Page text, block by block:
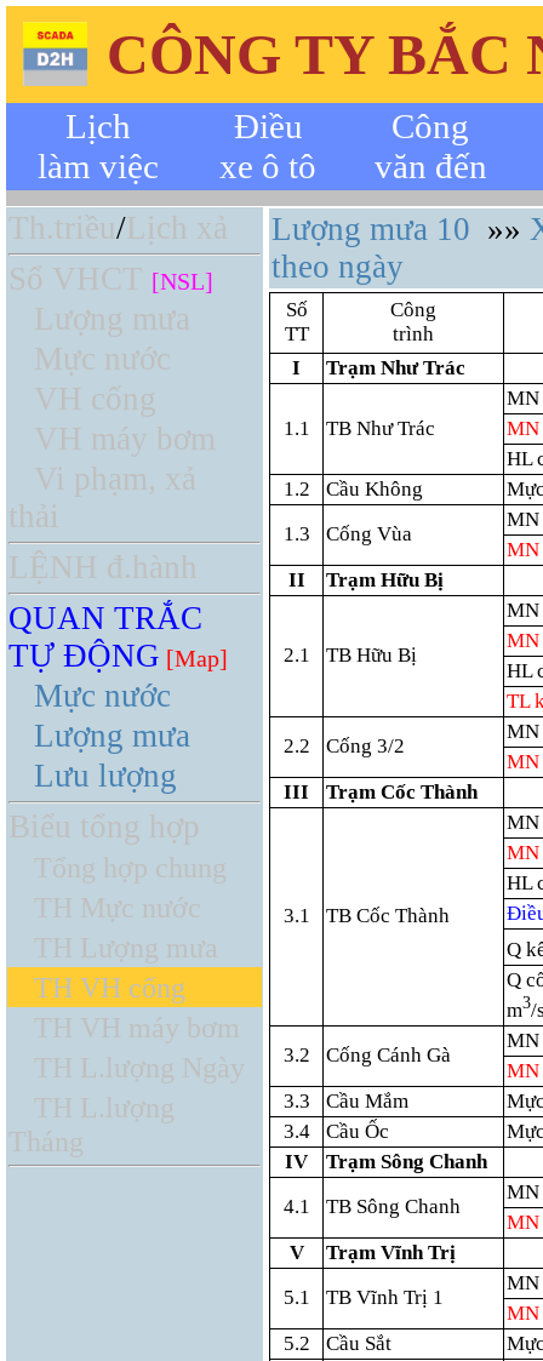
CÔNG TY BẮC
Lịch
làm việc
Điều
xe ô tô
Công
văn đến
Th.triều/Lịch xả
Sổ VHCT [NSL]
Lượng mưa
Mực nước
VH cống
VH máy bơm
Vi phạm, xả
thải
LỆNH đ.hành
QUAN TRẮC
TỰ ĐỘNG [Map]
Mực nước
Lượng mưa
Lưu lượng
Biểu tổng hợp
Tổng hợp chung
TH Mực nước
TH Lượng mưa
TH VH cống
TH VH máy bơm
TH L.lượng Ngày
TH L.lượng
Tháng
Lượng mưa 10 »»
theo ngày
Số
TT
Công
trình
I
Trạm Như Trác
1.1 TB Như Trác
MN
MN
HL
1.2
Cầu Không
1.3
Cống Vùa
MN
MN
II
Trạm Hữu Bị
2.1 TB Hữu Bị
MN
MN
HL
TL
2.2
Cống 3/2
MN
MN
III
Trạm Cốc Thành
3.1 TB Cốc Thành
MN
MN
HL
Q
Q
m3/
3.2
Cống Cánh Gà
MN
MN
3.3
Cầu Mắm
3.4
Cầu Ốc
IV
Trạm Sông Chanh
4.1
TB Sông Chanh
MN
MN
V
Trạm Vĩnh Trị
5.1
TB Vĩnh Trị 1
MN
MN
5.2
Cầu Sắt